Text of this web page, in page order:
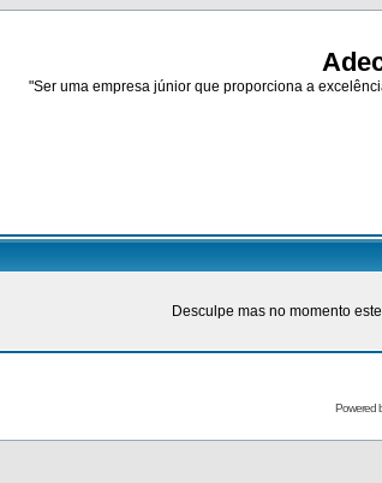
"Ser uma empresa júnior que proporciona a
Desculpe mas no momento
Powered